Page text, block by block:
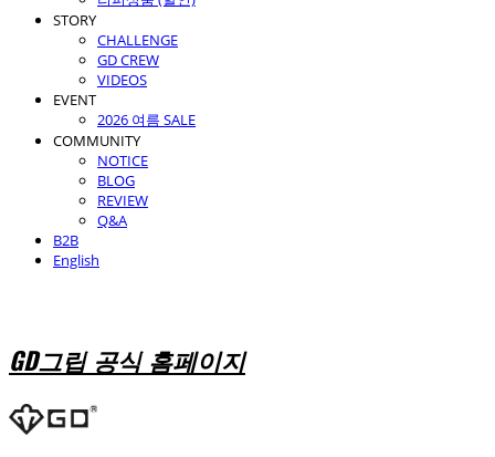
STORY
CHALLENGE
GD CREW
VIDEOS
EVENT
2026 여름 SALE
COMMUNITY
NOTICE
BLOG
REVIEW
Q&A
B2B
English
GD그립 공식 홈페이지